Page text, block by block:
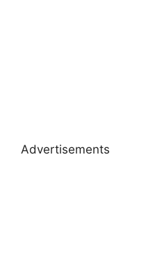
Advertisements